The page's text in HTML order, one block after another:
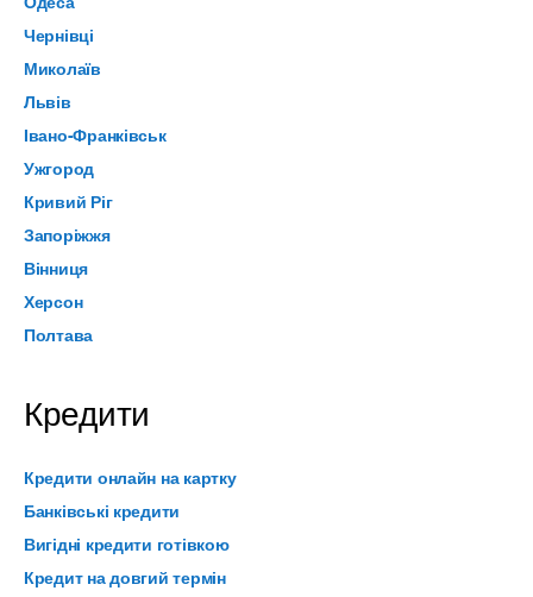
Чернівці
Миколаїв
Львів
Івано-Франківськ
Ужгород
Кривий Ріг
Запоріжжя
Вінниця
Херсон
Полтава
Кредити
Кредити онлайн на картку
Банківські кредити
Вигідні кредити готівкою
Кредит на довгий термін